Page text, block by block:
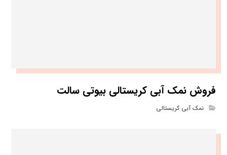
فروش نمک آبی کریستالی بیوتی سالت
نمک آبی کریستالی